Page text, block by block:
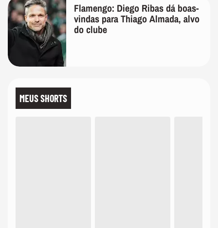
Flamengo: Diego Ribas dá boas-
vindas para Thiago Almada, alvo
do clube
MEUS SHORTS